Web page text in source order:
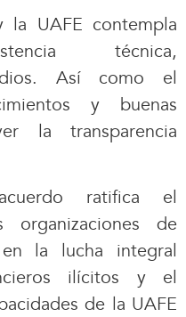
la UAFE contempla
técnica,
Así como el
y buenas
la transparencia
ratifica el
organizaciones de
la lucha integral
ilícitos y el
de la UAFE